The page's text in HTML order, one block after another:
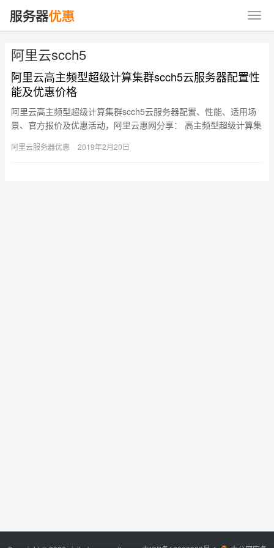
阿里云scch5
阿里云高主频型超级计算集群scch5云服务器配置性
能及优惠价格
阿里云高主频型超级计算集群scch5云服务器配置、性能、适用场
景、官方报价及优惠活动，阿里云惠网分享： 高主频型超级计算集
阿里云服务器优惠 2019年2月20日